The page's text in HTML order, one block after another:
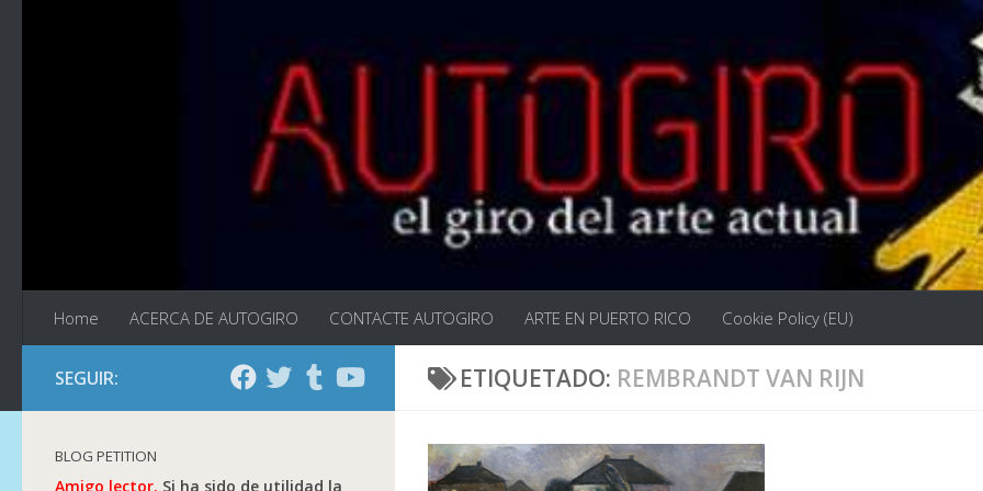
Home ACERCA DE AUTOGIRO CONTACTE AUTOGIRO ARTE EN PUERTO RICO Cookie Policy (EU)
ETIQUETADO: REMBRANDT VAN RIJN
SEGUIR:
BLOG PETITION
Amigo lector. Si ha sido de utilidad la